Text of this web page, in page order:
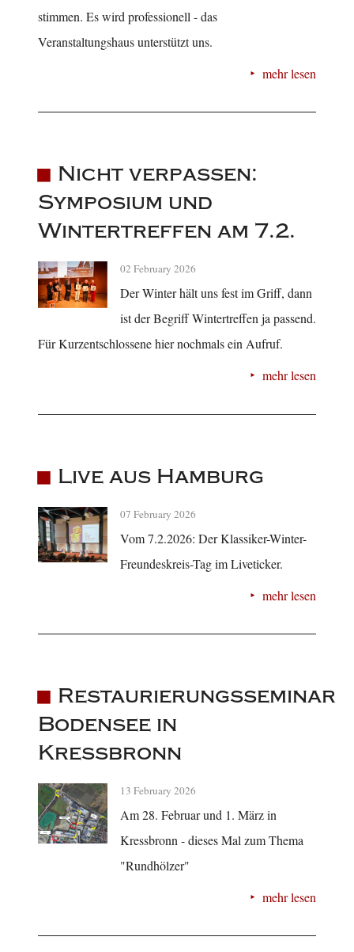
stimmen. Es wird professionell - das
Veranstaltungshaus unterstützt uns.
mehr lesen
Nicht verpassen:
Symposium und
Wintertreffen am 7.2.
02 February 2026
Der Winter hält uns fest im Griff, dann
ist der Begriff Wintertreffen ja passend.
Für Kurzentschlossene hier nochmals ein Aufruf.
mehr lesen
Live aus Hamburg
07 February 2026
Vom 7.2.2026: Der Klassiker-Winter-
Freundeskreis-Tag im Liveticker.
mehr lesen
Restaurierungsseminar
Bodensee in
Kressbronn
13 February 2026
Am 28. Februar und 1. März in
Kressbronn - dieses Mal zum Thema
"Rundhölzer"
mehr lesen